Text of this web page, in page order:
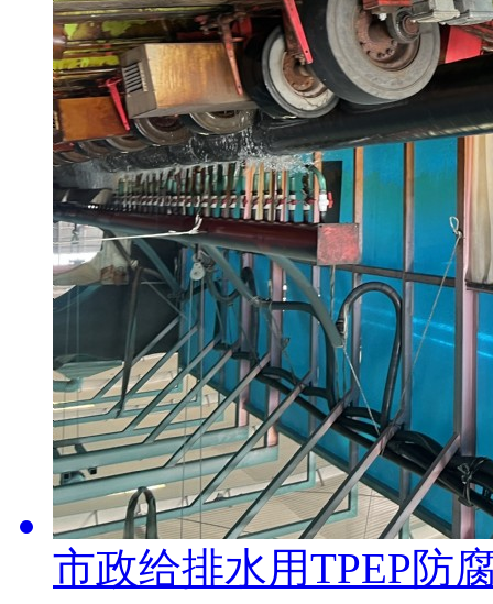
市政给排水用TPEP防